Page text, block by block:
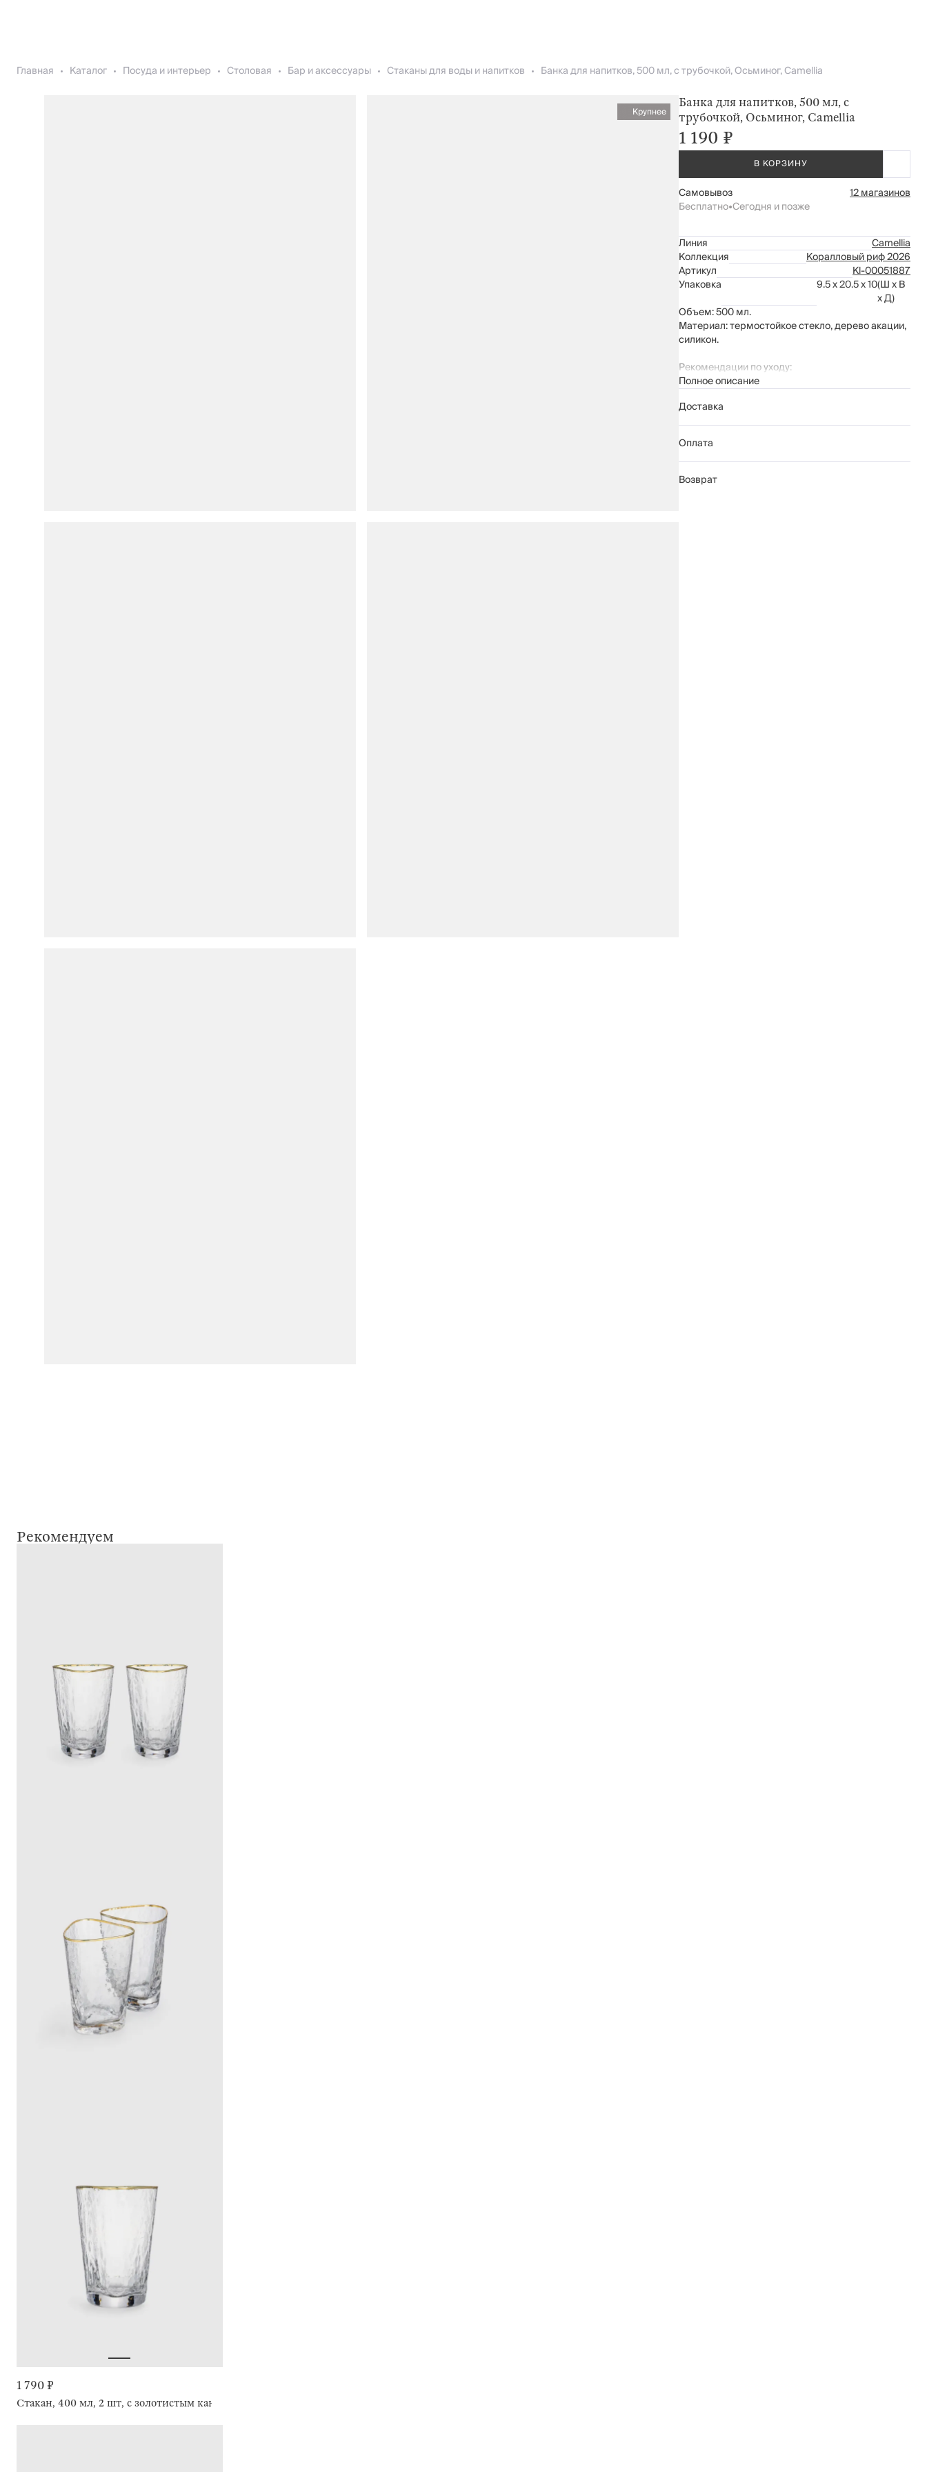
Главная Каталог Посуда и интерьер Столовая Бар и аксессуары Стаканы для воды и напитков Банка для напитков, 500 мл, с трубочкой, Осьминог, Camellia
Крупнее
Банка для напитков, 500 мл, с
трубочкой, Осьминог, Camellia
1 190 ₽
В КОРЗИНУ
Самовывоз
12 магазинов
Бесплатно•Сегодня и позже
Линия
Camellia
Коллекция
Коралловый риф 2026
Артикул
Kl-00051887
Упаковка
9.5 x 20.5 x 10(Ш x В
x Д)
Объем: 500 мл.
Материал: термостойкое стекло, дерево акации,
силикон.
Рекомендации по уходу:
мыть вручную с применением мягких
не использовать для ухода абразивные
чистящие средства и жесткие губки
нельзя мыть в посудомоечной машине
Полное описание
Доставка
Оплата
Возврат
Рекомендуем
1 790 ₽
Стакан, 400 мл, 2 шт, с золотистым кантом, Triangle Gold